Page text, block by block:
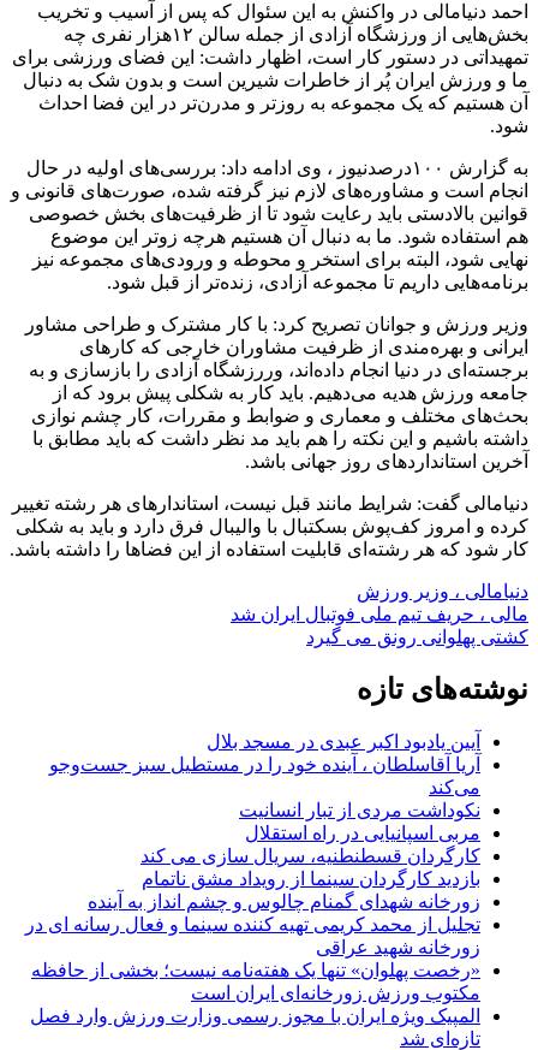
احمد دنیامالی در واکنش به این سئوال که پس از آسیب و تخریب
بخش‌هایی از ورزشگاه آزادی از جمله سالن ۱۲هزار نفری چه
تمهیداتی در دستور کار است، اظهار داشت: این فضای ورزشی برای
ما و ورزش ایران پُر از خاطرات شیرین است و بدون شک به دنبال
آن هستیم که یک مجموعه به روزتر و مدرن‌تر در این فضا احداث
شود.
به گزارش ۱۰۰درصدنیوز ، وی ادامه داد: بررسی‌های اولیه در حال
انجام است و مشاوره‌های لازم نیز گرفته شده، صورت‌های قانونی و
قوانین بالادستی باید رعایت شود تا از ظرفیت‌های بخش خصوصی
هم استفاده شود. ما به دنبال آن هستیم هرچه زوتر این موضوع
نهایی شود، البته برای استخر و محوطه و ورودی‌های مجموعه نیز
برنامه‌هایی داریم تا مجموعه آزادی، زنده‌تر از قبل شود.
وزیر ورزش و جوانان تصریح کرد: با کار مشترک و طراحی مشاور
ایرانی و بهره‌مندی از ظرفیت مشاوران خارجی که کارهای
برجسته‌ای در دنیا انجام داده‌اند، وررزشگاه آزادی را بازسازی و به
جامعه ورزش هدیه می‌دهیم. باید کار به شکلی پیش برود که از
بحث‌های مختلف و معماری و ضوابط و مقررات، کار چشم نوازی
داشته باشیم و این نکته را هم باید مد نظر داشت که باید مطابق با
آخرین استانداردهای روز جهانی باشد.
دنیامالی گفت: شرایط مانند قبل نیست، استاندارهای هر رشته تغییر
کرده و امروز کف‌پوش بسکتبال با والیبال فرق دارد و باید به شکلی
کار شود که هر رشته‌ای قابلیت استفاده از این فضاها را داشته باشد.
دنیامالی ، وزیر ورزش
راهبری
نوشته
مالی ، حریف تیم ملی فوتبال ایران شد
کشتی پهلوانی رونق می گیرد
نوشته‌های تازه
آیین یادبود اکبر عبدی در مسجد بلال
آریا آقاسلطان ، آینده خود را در مستطیل سبز جست‌وجو
می‌کند
نکوداشت مردی از تبار انسانیت
مربی اسپانیایی در راه استقلال
کارگردان قسطنطنیه، سریال سازی می کند
بازدید کارگردان سینما از رویداد مشق ناتمام
زورخانه شهدای گمنام چالوس و چشم انداز به آینده
تجلیل از محمد کریمی تهیه کننده سینما و فعال رسانه ای در
زورخانه شهید عراقی
«رخصت پهلوان» تنها یک هفته‌نامه نیست؛ بخشی از حافظه
مکتوب ورزش زورخانه‌ای ایران است
المپیک ویژه ایران با مجوز رسمی وزارت ورزش وارد فصل
تازه‌ای شد